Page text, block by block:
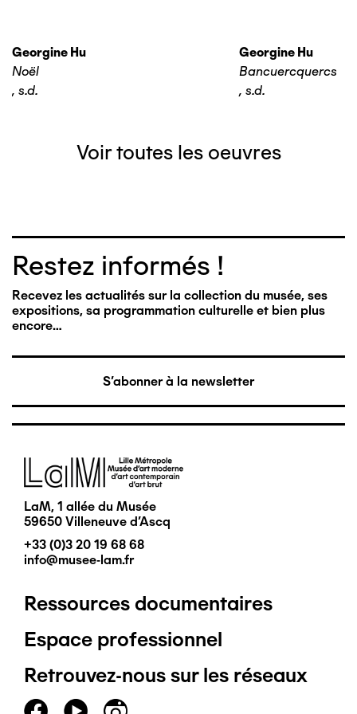
Georgine Hu
Noël
, s.d.
Georgine Hu
Bancuercquercs
, s.d.
Voir toutes les oeuvres
Restez informés !
Recevez les actualités sur la collection du musée, ses
expositions, sa programmation culturelle et bien plus
encore…
S'abonner à la newsletter
Image
LaM, 1 allée du Musée
59650 Villeneuve d'Ascq
+33 (0)3 20 19 68 68
info@musee-lam.fr
Pied
de
page
Ressources documentaires
Espace professionnel
Retrouvez-nous sur les réseaux